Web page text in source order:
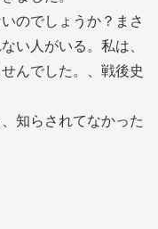
のでしょうか？まさ
い人がいる。私は、
んでした。、戦後史
知らされてなかった